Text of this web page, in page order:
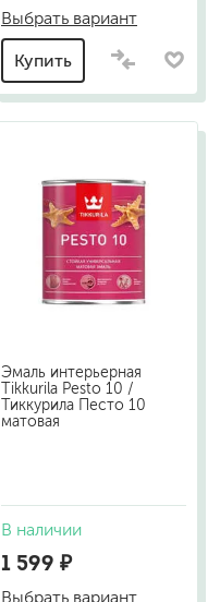
Выбрать вариант
Купить
Эмаль интерьерная
Tikkurila Pesto 10 /
Тиккурила Песто 10
матовая
В наличии
1 599 ₽
Выбрать вариант